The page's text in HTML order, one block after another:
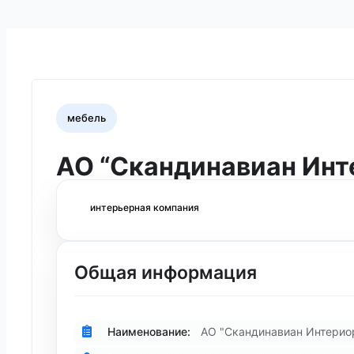
мебель
АО “Скандинавиан
интерьерная компания
Общая информация
Наименование: АО "Скандинавиан